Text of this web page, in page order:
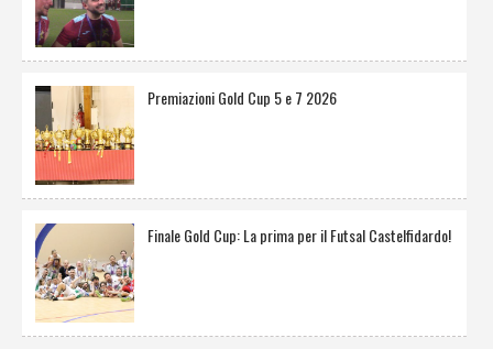
Premiazioni Gold Cup 5 e 7 2026
Finale Gold Cup: La prima per il Futsal Castelfidardo!